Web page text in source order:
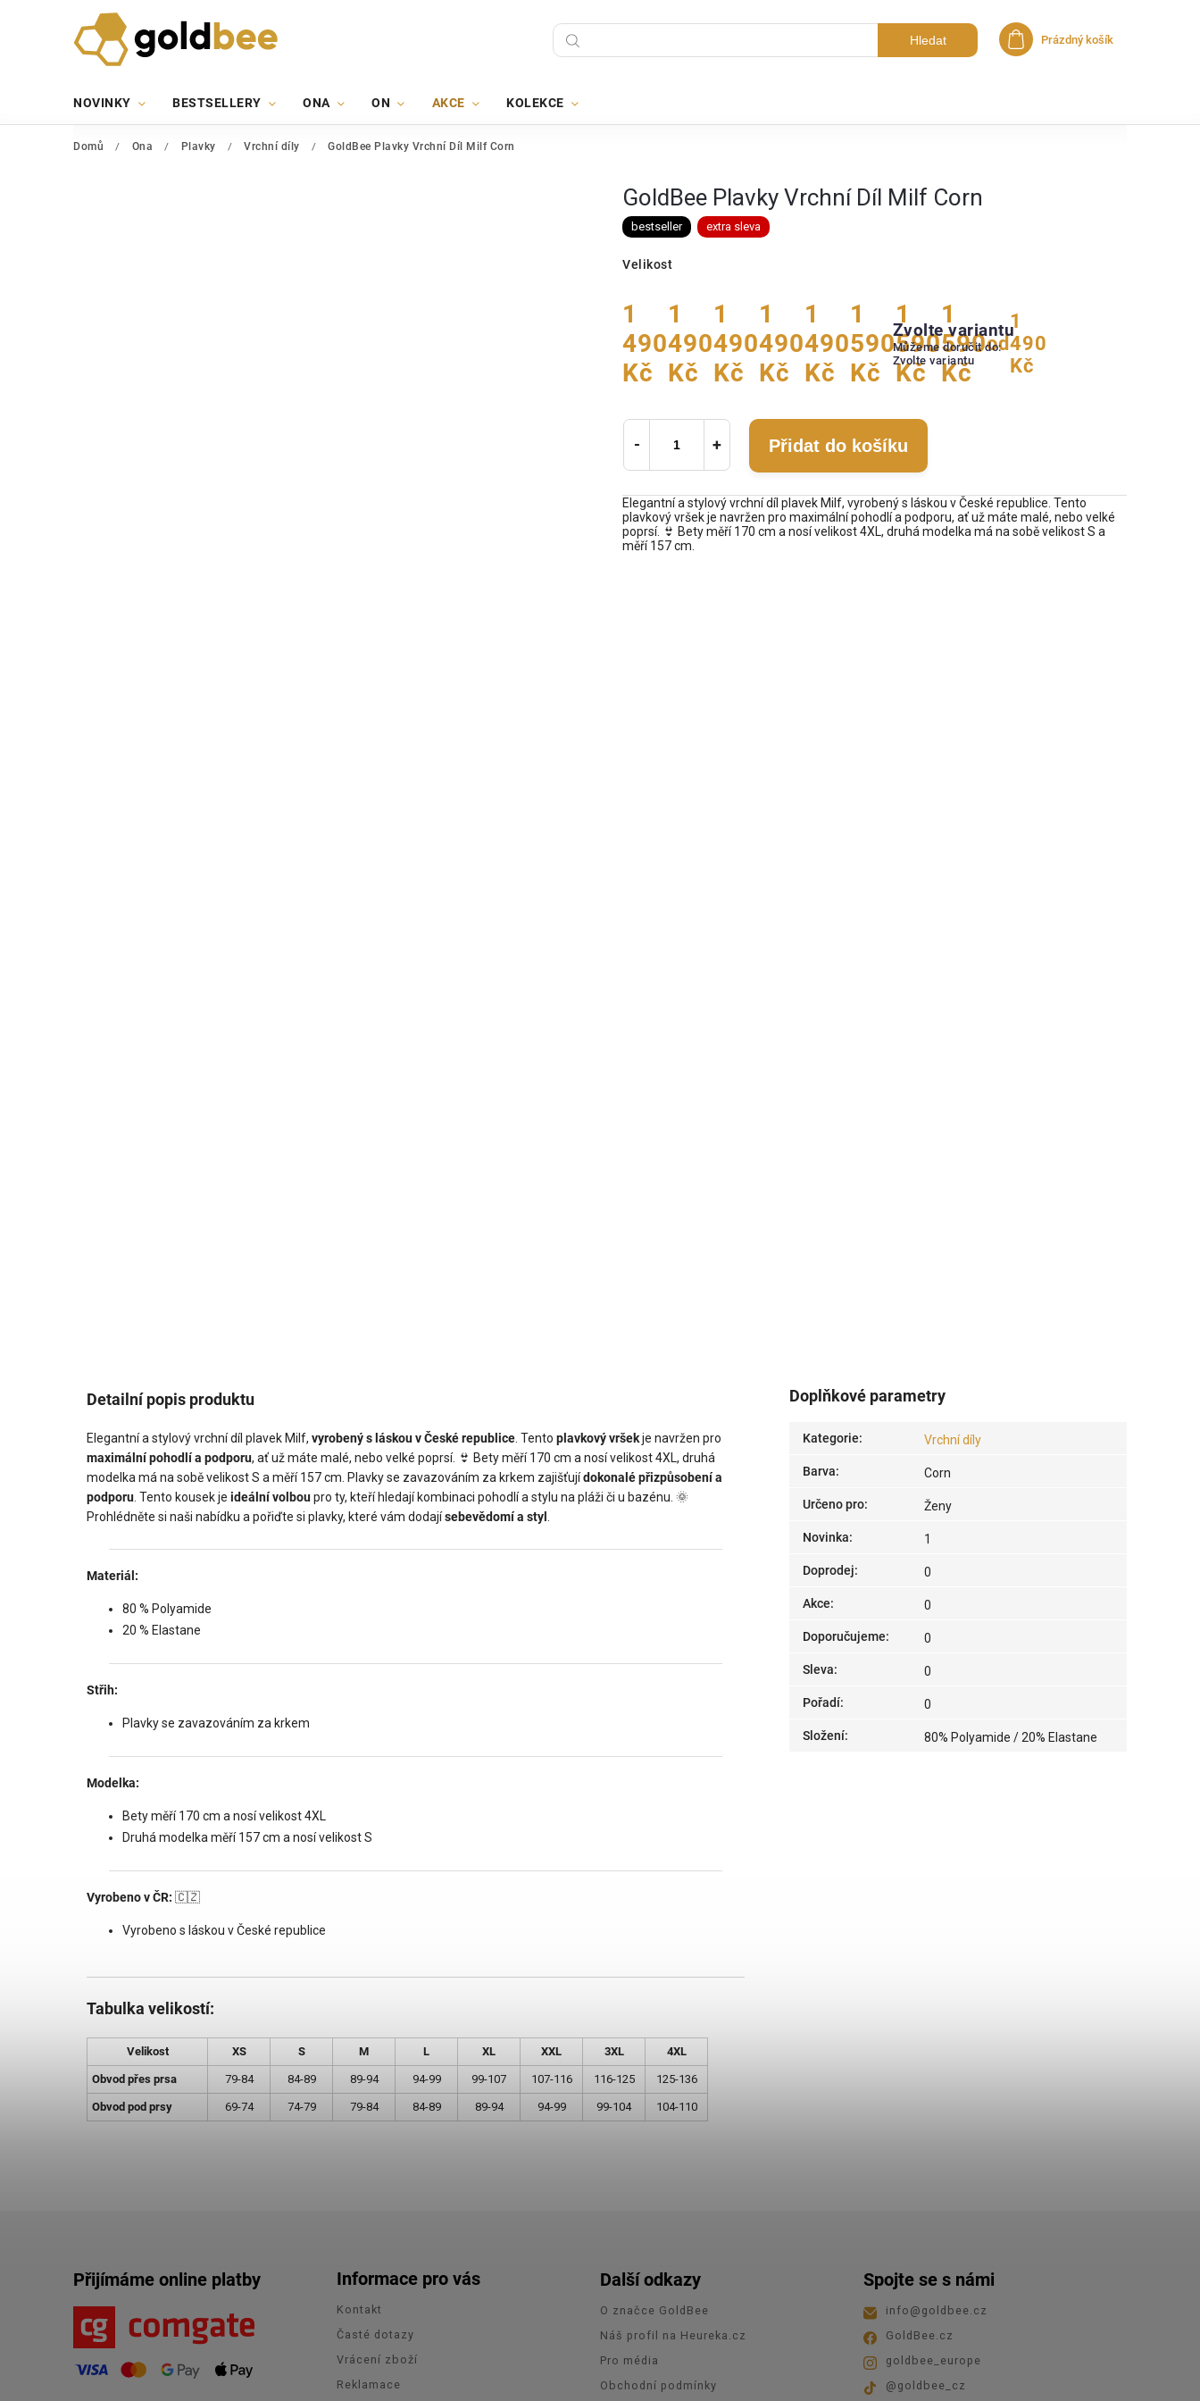
Hledat Nákupní košík
Prázdný košík
NOVINKY BESTSELLERY ONA ON AKCE KOLEKCE
Domů / Ona / Plavky / Vrchní díly / GoldBee Plavky Vrchní Díl Milf Corn
GoldBee Plavky Vrchní Díl Milf Corn
bestseller extra sleva
Velikost
1
490
Kč
1
490
Kč
1
490
Kč
1
490
Kč
1
490
Kč
1
590
Kč
1
590
Kč
1
590
Kč
od
1
490
Kč
Zvolte variantu
Můžeme doručit do:
Zvolte variantu
Přidat do košíku
Elegantní a stylový vrchní díl plavek Milf, vyrobený s láskou v České republice. Tento
plavkový vršek je navržen pro maximální pohodlí a podporu, ať už máte malé, nebo velké
poprsí. 👙 Bety měří 170 cm a nosí velikost 4XL, druhá modelka má na sobě velikost S a
měří 157 cm.
Detailní popis produktu
Elegantní a stylový vrchní díl plavek Milf, vyrobený s láskou v České republice . Tento plavkový vršekje navržen pro
maximální pohodlí a podporu, ať už máte malé, nebo velké poprsí. 👙 Bety měří 170 cm a nosí velikost 4XL, druhá
modelka má na sobě velikost S a měří 157 cm. Plavky se zavazováním za krkem zajišťujídokonalé přizpůsobení a
podporu . Tento kousek je ideální volboupro ty, kteří hledají kombinaci pohodlí a stylu na pláži či u bazénu. 🌞
Prohlédněte si naši nabídku a pořiďte si plavky, které vám dodajísebevědomí a styl
Materiál:
80 % Polyamide
20 % Elastane
Střih:
Plavky se zavazováním za krkem
Modelka:
Bety měří 170 cm a nosí velikost 4XL
Druhá modelka měří 157 cm a nosí velikost S
Vyrobeno v ČR: 🇨🇿
Vyrobeno s láskou v České republice
Tabulka velikostí:
Velikost XS S M L XL XXL 3XL 4XL
Obvod přes prsa 79-84 84-89 89-94 94-99 99-107 107-116 116-125 125-136
Obvod pod prsy 69-74 74-79 79-84 84-89 89-94 94-99 99-104 104-110
Doplňkové parametry
Kategorie: Vrchní díly
Barva: Corn
Určeno pro: Ženy
Novinka: 1
Doprodej: 0
Akce: 0
Doporučujeme: 0
Sleva: 0
Pořadí: 0
Složení: 80% Polyamide / 20% Elastane
Přijímáme online platby Informace pro vás
Kontakt
Časté dotazy
Vrácení zboží
Reklamace
Další odkazy
O značce GoldBee
Náš profil na Heureka.cz
Pro média
Obchodní podmínky
Spojte se s námi
info @ goldbee.cz
GoldBee.cz
goldbee_europe
@goldbee_cz